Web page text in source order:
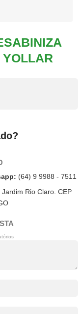
YOLLAR
(64) 9 9988 - 7511
Rio Claro. CEP